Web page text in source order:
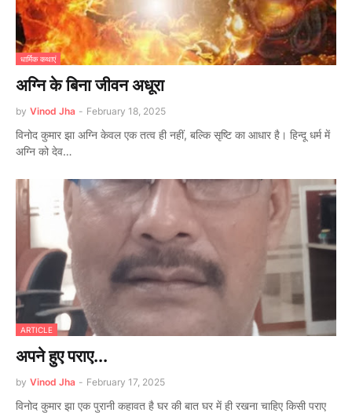
धार्मिक कथाएं
अग्नि के बिना जीवन अधूरा
by Vinod Jha - February 18, 2025
विनोद कुमार झा अग्नि केवल एक तत्व ही नहीं, बल्कि सृष्टि का आधार है। हिन्दू धर्म में
अग्नि को देव…
ARTICLE
अपने हुए पराए...
by Vinod Jha - February 17, 2025
विनोद कुमार झा एक पुरानी कहावत है घर की बात घर में ही रखना चाहिए किसी पराए